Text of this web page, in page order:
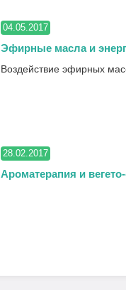
04.05.2017
Эфирные масла и
Воздействие эфирных
28.02.2017
Ароматерапия и